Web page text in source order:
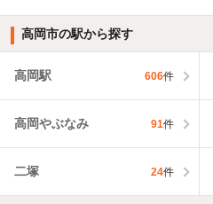
高岡市の駅から探す
高岡駅 606件
高岡やぶなみ 91件
二塚 24件